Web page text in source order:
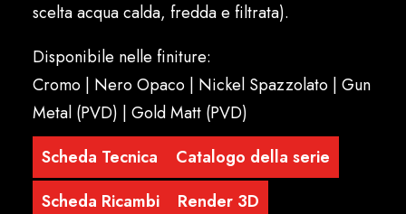
scelta acqua calda, fredda e filtrata).
Disponibile nelle finiture:
Cromo | Nero Opaco | Nickel Spazzolato | Gun
Metal (PVD) | Gold Matt (PVD)
Scheda Tecnica
Catalogo della serie
Scheda Ricambi
Render 3D